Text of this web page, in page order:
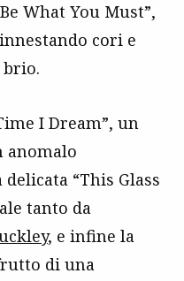
What You Must”,
cori e
brio.
I Dream”, un
anomalo
“This Glass
tanto da
, e infine la
di una